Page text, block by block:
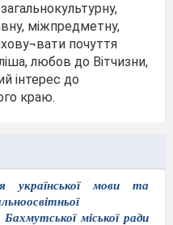
міжпредметну,
почуття
любов до Вітчизни,
інтерес до
краю.
української мови та
міської ради